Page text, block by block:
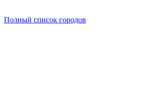
Полный список городов